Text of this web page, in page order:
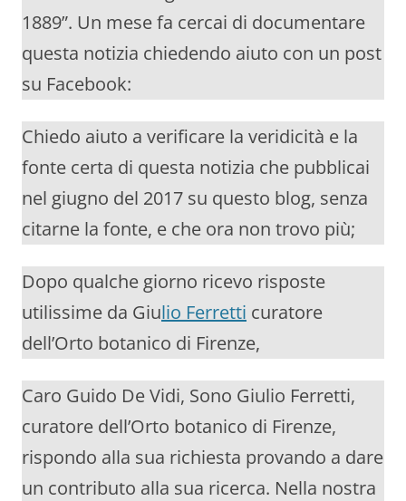
1889”. Un mese fa cercai di documentare
questa notizia chiedendo aiuto con un post
su Facebook:
Chiedo aiuto a verificare la veridicità e la
fonte certa di questa notizia che pubblicai
nel giugno del 2017 su questo blog, senza
citarne la fonte, e che ora non trovo più;
Dopo qualche giorno ricevo risposte
utilissime da Giulio Ferretti curatore
dell’Orto botanico di Firenze,
Caro Guido De Vidi, Sono Giulio Ferretti,
curatore dell’Orto botanico di Firenze,
rispondo alla sua richiesta provando a dare
un contributo alla sua ricerca. Nella nostra